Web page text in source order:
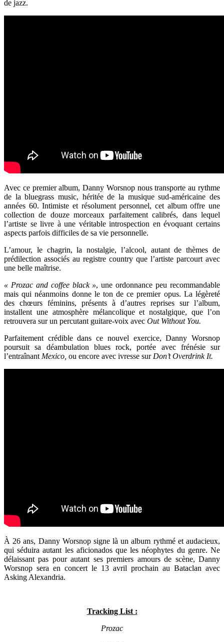
de jazz.
Avec ce premier album, Danny Worsnop nous transporte au rythme
de la bluegrass music, héritée de la musique sud-américaine des
années 60. Intimiste et résolument personnel, cet album offre une
collection de douze morceaux parfaitement calibrés, dans lequel
l’artiste se livre à une véritable introspection en évoquant certains
aspects parfois difficiles de sa vie personnelle.
L’amour, le chagrin, la nostalgie, l’alcool, autant de thèmes de
prédilection associés au registre country que l’artiste parcourt avec
une belle maîtrise.
« Prozac and coffee black », une ordonnance peu recommandable
mais qui néanmoins donne le ton de ce premier opus. La légèreté
des chœurs féminins, présents à d’autres reprises sur l’album,
installent une atmosphère mélancolique et nostalgique, que l’on
retrouvera sur un percutant guitare-voix avec Out Without You.
Parfaitement crédible dans ce nouvel exercice, Danny Worsnop
poursuit sa déambulation blues rock, portée avec frénésie sur
l’entraînant Mexico, ou encore avec ivresse sur Don’t Overdrink It.
À 26 ans, Danny Worsnop signe là un album rythmé et audacieux,
qui séduira autant les aficionados que les néophytes du genre. Ne
délaissant pas pour autant ses premiers amours de scène, Danny
Worsnop sera en concert le 13 avril prochain au Bataclan avec
Asking Alexandria.
Tracking List :
Prozac